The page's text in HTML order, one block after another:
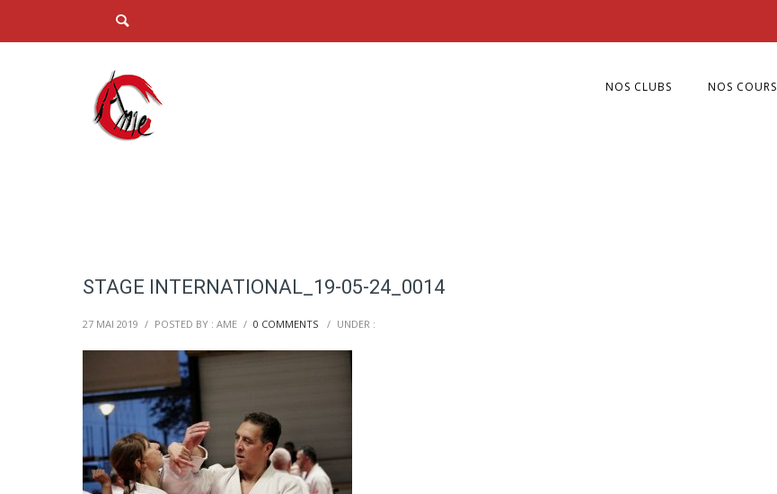
NOS CLUBS NOS COURS
STAGE INTERNATIONAL_19-05-24_0014
27 MAI 2019 / POSTED BY : AME / 0 COMMENTS / UNDER :